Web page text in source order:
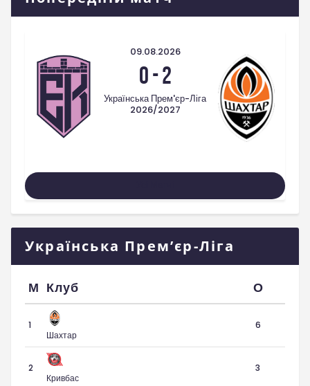
09.08.2026
0-2
Українська Прем'єр-Ліга
2026/2027
Українська Прем’єр-Ліга
М Клуб О
1
Шахтар
6
2
Кривбас
3